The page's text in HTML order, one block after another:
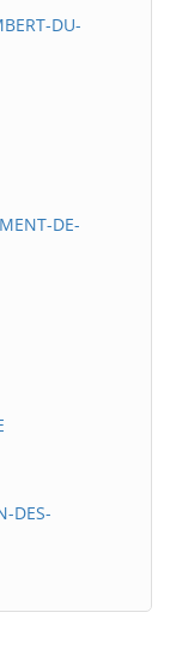
DU-
DE-
DES-